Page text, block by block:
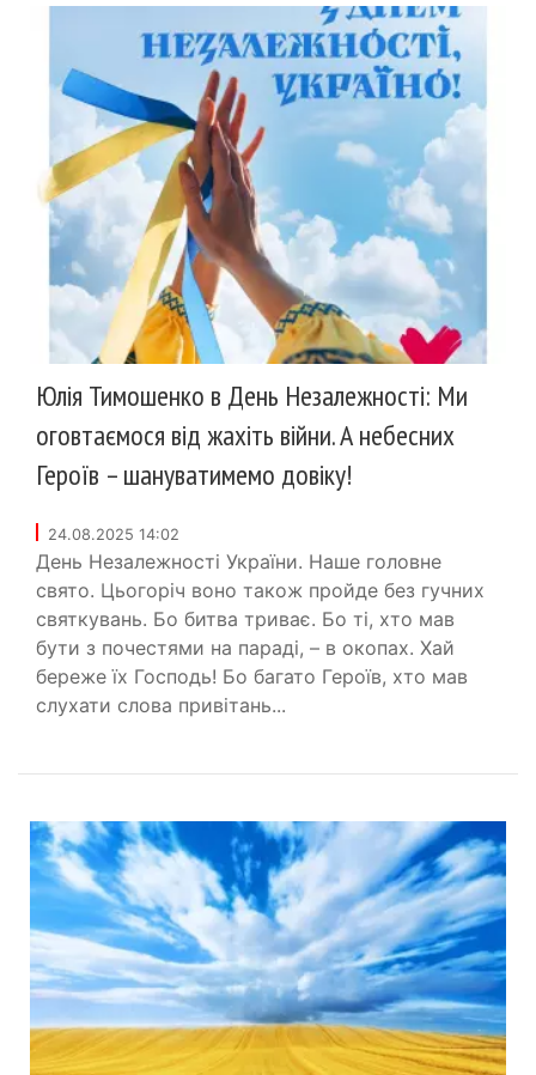
Юлія Тимошенко в День Незалежності: Ми
оговтаємося від жахіть війни. А небесних
Героїв – шануватимемо довіку!
24.08.2025 14:02
День Незалежності України. Наше головне
свято. Цьогоріч воно також пройде без гучних
святкувань. Бо битва триває. Бо ті, хто мав
бути з почестями на параді, – в окопах. Хай
береже їх Господь! Бо багато Героїв, хто мав
слухати слова привітань...